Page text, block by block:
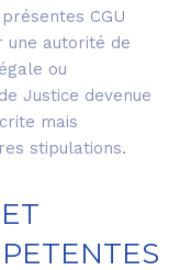
CGU
autorité de
ou
Justice devenue
mais
stipulations.